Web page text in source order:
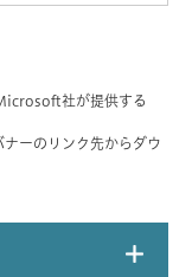
社が提供する
ーのリンク先からダウ